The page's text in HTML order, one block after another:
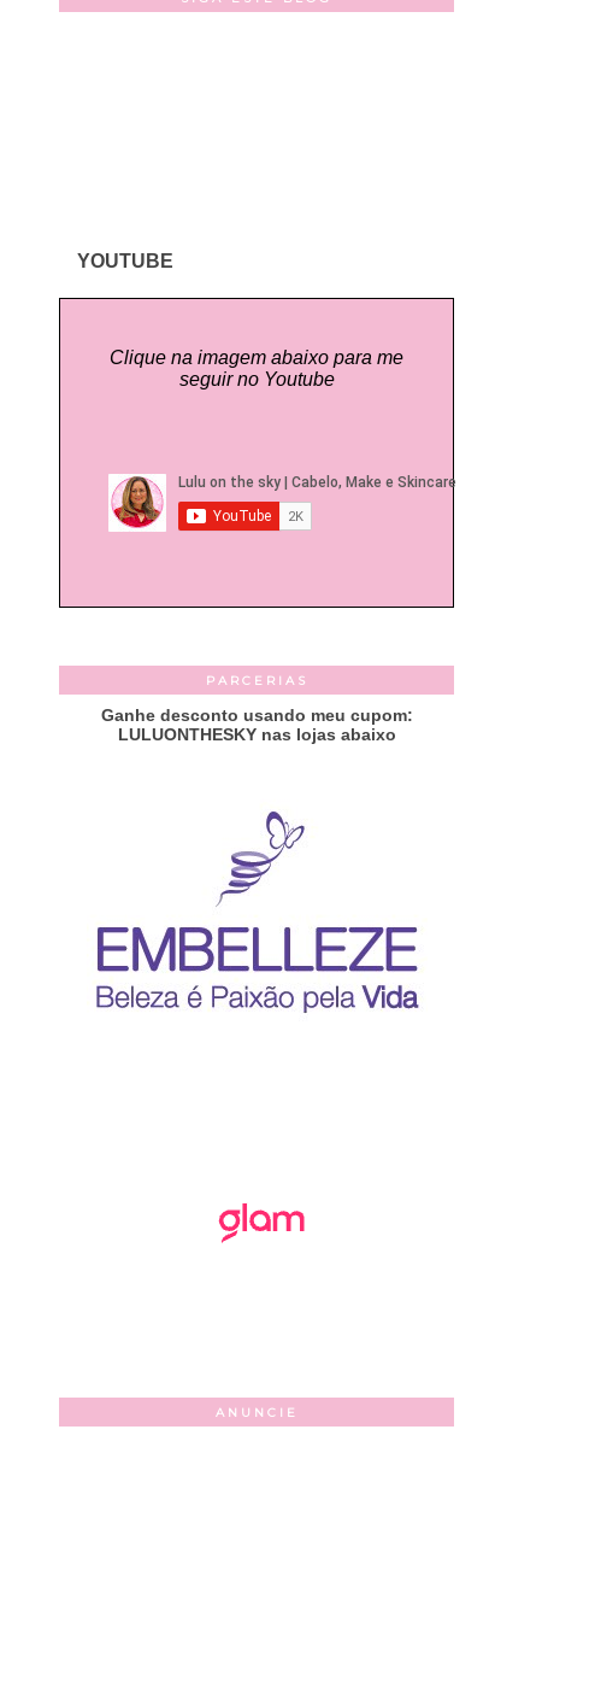
YOUTUBE
Clique na imagem abaixo para me
seguir no Youtube
PARCERIAS
Ganhe desconto usando meu cupom:
LULUONTHESKY nas lojas abaixo
ANUNCIE